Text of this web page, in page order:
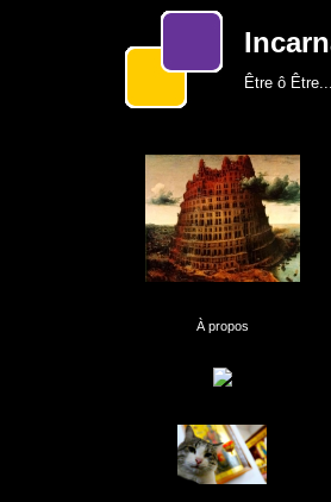
Être ô Être...
À propos